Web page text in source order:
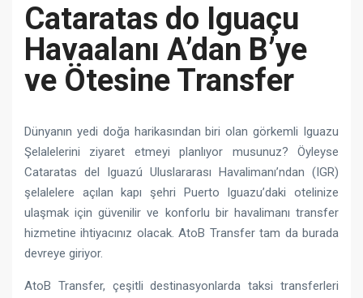
Cataratas do Iguaçu
Havaalanı A’dan B’ye
ve Ötesine Transfer
Dünyanın yedi doğa harikasından biri olan görkemli Iguazu
Şelalelerini ziyaret etmeyi planlıyor musunuz? Öyleyse
Cataratas del Iguazú Uluslararası Havalimanı’ndan (IGR)
şelalelere açılan kapı şehri Puerto Iguazu’daki otelinize
ulaşmak için güvenilir ve konforlu bir havalimanı transfer
hizmetine ihtiyacınız olacak. AtoB Transfer tam da burada
devreye giriyor.
AtoB Transfer, çeşitli destinasyonlarda taksi transferleri